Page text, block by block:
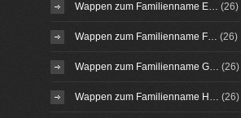
Wappen zum Familienname E… (26)
Wappen zum Familienname F… (26)
Wappen zum Familienname G… (26)
Wappen zum Familienname H… (26)